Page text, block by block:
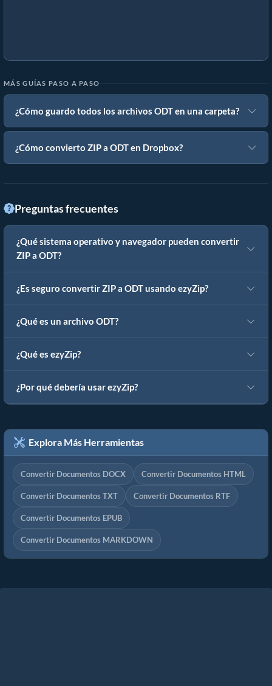
MÁS GUÍAS PASO A PASO
¿Cómo guardo todos los archivos ODT en una carpeta?
¿Cómo convierto ZIP a ODT en Dropbox?
Preguntas frecuentes
¿Qué sistema operativo y navegador pueden convertir
ZIP a ODT?
¿Es seguro convertir ZIP a ODT usando ezyZip?
¿Qué es un archivo ODT?
¿Qué es ezyZip?
¿Por qué debería usar ezyZip?
Explora Más Herramientas
Convertir Documentos DOCX Convertir Documentos HTML
Convertir Documentos TXT Convertir Documentos RTF
Convertir Documentos EPUB
Convertir Documentos MARKDOWN